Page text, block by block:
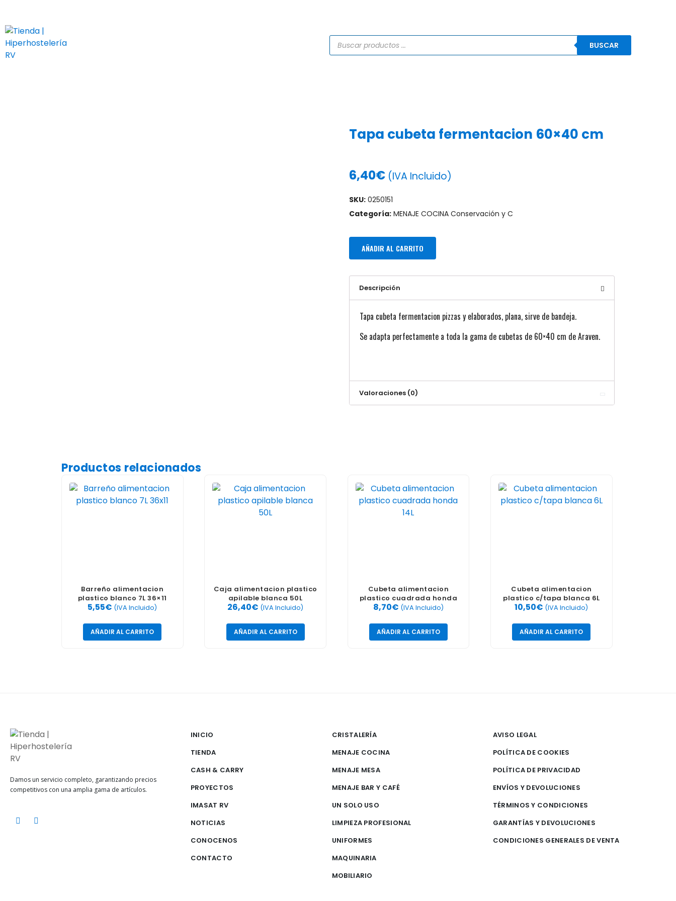
BUSCAR
Tapa cubeta fermentacion 60×40 cm
6,40€ (IVA Incluido)
SKU: 0250151
Categoría: MENAJE COCINA Conservación y C
AÑADIR AL CARRITO
Descripción
Tapa cubeta fermentacion pizzas y elaborados, plana, sirve de bandeja.
Se adapta perfectamente a toda la gama de cubetas de 60×40 cm de Araven.
Valoraciones (0)
Productos relacionados
Barreño alimentacion
plastico blanco 7L 36×11
5,55€ (IVA Incluido)
AÑADIR AL CARRITO
Caja alimentacion plastico
apilable blanca 50L
26,40€ (IVA Incluido)
AÑADIR AL CARRITO
Cubeta alimentacion
plastico cuadrada honda
14L
8,70€ (IVA Incluido)
AÑADIR AL CARRITO
Cubeta alimentacion
plastico c/tapa blanca 6L
10,50€ (IVA Incluido)
AÑADIR AL CARRITO
Damos un servicio completo, garantizando precios
competitivos con una amplia gama de artículos.
INICIO
TIENDA
CASH & CARRY
PROYECTOS
IMASAT RV
NOTICIAS
CONOCENOS
CONTACTO
CRISTALERÍA
MENAJE COCINA
MENAJE MESA
MENAJE BAR Y CAFÉ
UN SOLO USO
LIMPIEZA PROFESIONAL
UNIFORMES
MAQUINARIA
MOBILIARIO
AVISO LEGAL
POLÍTICA DE COOKIES
POLÍTICA DE PRIVACIDAD
ENVÍOS Y DEVOLUCIONES
TÉRMINOS Y CONDICIONES
GARANTÍAS Y DEVOLUCIONES
CONDICIONES GENERALES DE VENTA